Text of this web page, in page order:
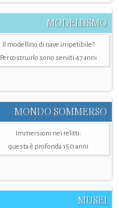
MODELLISMO
Il modellino di nave irripetibile?
Per costruirlo sono serviti 47 anni
MONDO SOMMERSO
Immersioni nei relitti:
questa è profonda 150 anni
MUSEI